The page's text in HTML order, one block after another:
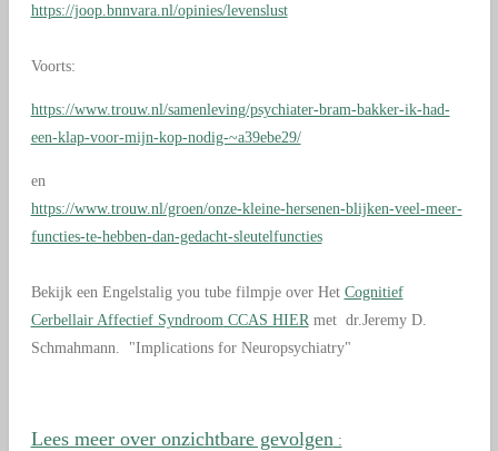
https://joop.bnnvara.nl/opinies/levenslust
Voorts:
https://www.trouw.nl/samenleving/psychiater-bram-bakker-ik-had-
een-klap-voor-mijn-kop-nodig-~a39ebe29/
en
https://www.trouw.nl/groen/onze-kleine-hersenen-blijken-veel-meer-
functies-te-hebben-dan-gedacht-sleutelfuncties
Bekijk een Engelstalig you tube filmpje over Het Cognitief
Cerbellair Affectief Syndroom CCAS HIER met dr.Jeremy D.
Schmahmann. "Implications for Neuropsychiatry"
Lees meer over onzichtbare gevolgen :